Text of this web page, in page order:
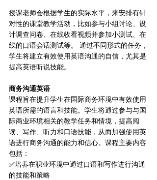
授课老师会根据学生的实际水平，来安排有针
对性的课堂教学活动，比如参与小组讨论、设
计调查问卷、在线收看视频并参加小测试、在
线的口语会话测试等。 通过不同形式的任务，
学生将建立有效使用英语沟通的自信，尤其是
提高英语听说技能。
商务沟通英语
课程旨在提升学生在国际商务环境中有效使用
英语所需的语言和技能。学生将通过参与与国
际商业环境相关的教学任务和情境，提高阅
读、写作、听力和口语技能，从而加强使用英
语进行商务沟通的能力和信心。课程主要内容
包括：
✅培养在职业环境中通过口语和写作进行沟通
的技能和策略